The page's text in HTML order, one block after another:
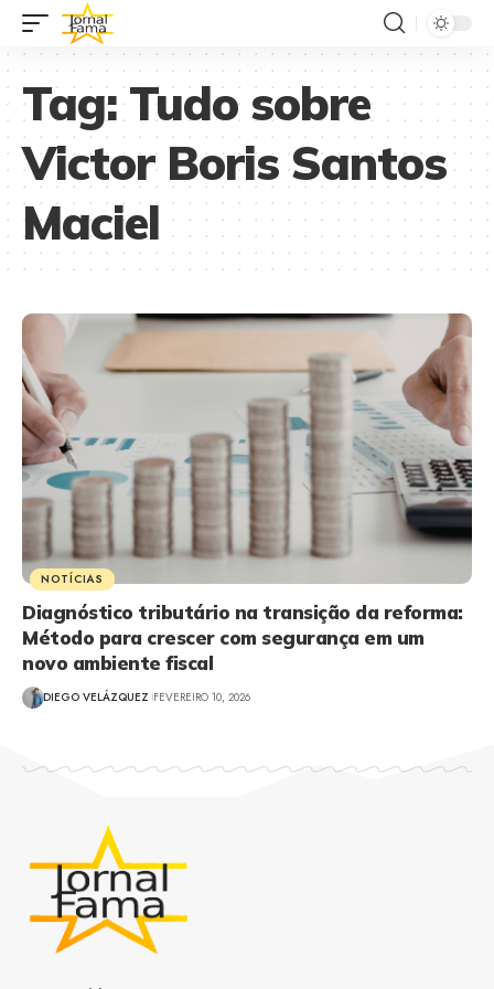
Tag:Tudo sobre
Victor Boris Santos
Maciel
NOTÍCIAS
Diagnóstico tributário na transição da reforma:
Método para crescer com segurança em um
novo ambiente fiscal
DIEGO VELÁZQUEZ FEVEREIRO 10, 2026